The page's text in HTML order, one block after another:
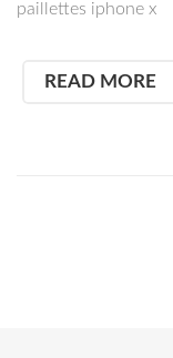
paillettes iphone x
READ MORE